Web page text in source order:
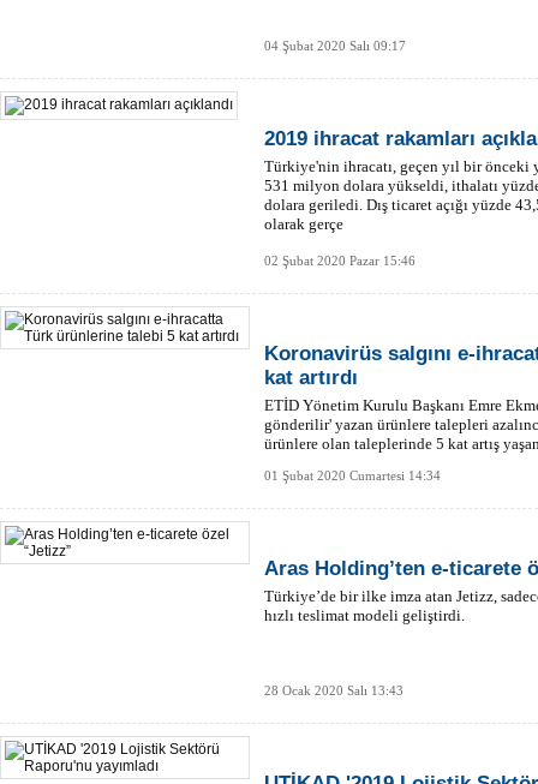
04 Şubat 2020 Salı 09:17
2019 ihracat rakamları
Türkiye'nin ihracatı, geçen yıl bir önceki
531 milyon dolara yükseldi, ithalatı
dolara geriledi. Dış ticaret açığı yüzde
olarak gerçe
02 Şubat 2020 Pazar 15:46
Koronavirüs salgını e-
kat artırdı
ETİD Yönetim Kurulu Başkanı Emre
gönderilir' yazan ürünlere talepleri
ürünlere olan taleplerinde 5 kat artış
01 Şubat 2020 Cumartesi 14:34
Aras Holding’ten e-ticarete
Türkiye’de bir ilke imza atan Jetizz,
hızlı teslimat modeli geliştirdi.
28 Ocak 2020 Salı 13:43